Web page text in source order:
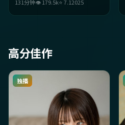
香，让亲情主题在细节里长出
来。
131分钟👁179.5k⭐7.12025
高分佳作
独播